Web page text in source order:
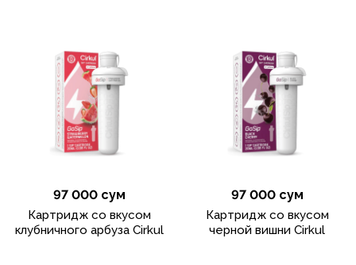
97 000 сум
Картридж со вкусом
клубничного арбуза Cirkul
97 000 сум
Картридж со вкусом
черной вишни Cirkul